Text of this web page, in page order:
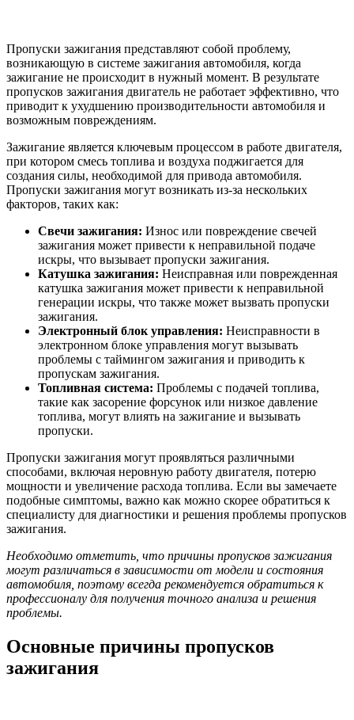
Пропуски зажигания представляют собой проблему,
возникающую в системе зажигания автомобиля, когда
зажигание не происходит в нужный момент. В результате
пропусков зажигания двигатель не работает эффективно, что
приводит к ухудшению производительности автомобиля и
возможным повреждениям.
Зажигание является ключевым процессом в работе двигателя,
при котором смесь топлива и воздуха поджигается для
создания силы, необходимой для привода автомобиля.
Пропуски зажигания могут возникать из-за нескольких
факторов, таких как:
Свечи зажигания: Износ или повреждение свечей
зажигания может привести к неправильной подаче
искры, что вызывает пропуски зажигания.
Катушка зажигания: Неисправная или поврежденная
катушка зажигания может привести к неправильной
генерации искры, что также может вызвать пропуски
зажигания.
Электронный блок управления: Неисправности в
электронном блоке управления могут вызывать
проблемы с таймингом зажигания и приводить к
пропускам зажигания.
Топливная система: Проблемы с подачей топлива,
такие как засорение форсунок или низкое давление
топлива, могут влиять на зажигание и вызывать
пропуски.
Пропуски зажигания могут проявляться различными
способами, включая неровную работу двигателя, потерю
мощности и увеличение расхода топлива. Если вы замечаете
подобные симптомы, важно как можно скорее обратиться к
специалисту для диагностики и решения проблемы пропусков
зажигания.
Необходимо отметить, что причины пропусков зажигания
могут различаться в зависимости от модели и состояния
автомобиля, поэтому всегда рекомендуется обратиться к
профессионалу для получения точного анализа и решения
проблемы.
Основные причины пропусков
зажигания